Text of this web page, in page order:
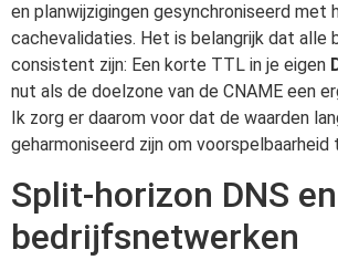
en planwijzigingen gesynchroniseerd met
cachevalidaties. Het is belangrijk dat alle
consistent zijn: Een korte TTL in je eigen
nut als de doelzone van de CNAME een
Ik zorg er daarom voor dat de waarden
geharmoniseerd zijn om voorspelbaarheid
Split-horizon DNS en
bedrijfsnetwerken